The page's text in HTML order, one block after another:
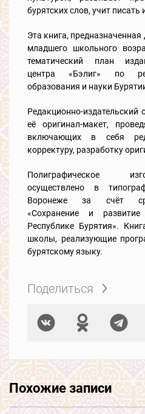
бурятских слов, учит писать
Эта книга,
младшего школьного
тематический план
центра «Бэлиг» по
образования и науки
Редакционно-издательский
её оригинал-макет,
включающих в себя
корректуру, разработку
Полиграфическое
осуществлено в
Воронеже за счёт
«Сохранение и
Республике Бурятия».
школы, реализующие
бурятскому языку.
Поделиться
Похожие записи